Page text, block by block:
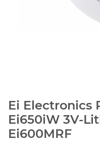
Ei Electronics
Ei650iW 3V-
Ei600MRF